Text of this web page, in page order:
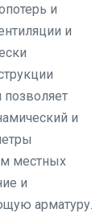
и
и
и
местных
и
арматуру.